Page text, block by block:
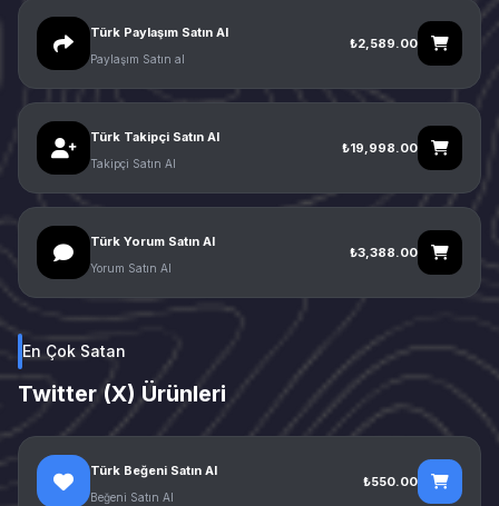
Türk Paylaşım Satın Al
Paylaşım Satın al
₺2,589.00
Türk Takipçi Satın Al
Takipçi Satın Al
₺19,998.00
Türk Yorum Satın Al
Yorum Satın Al
₺3,388.00
En Çok Satan
Twitter (X) Ürünleri
Türk Beğeni Satın Al
Beğeni Satın Al
₺550.00